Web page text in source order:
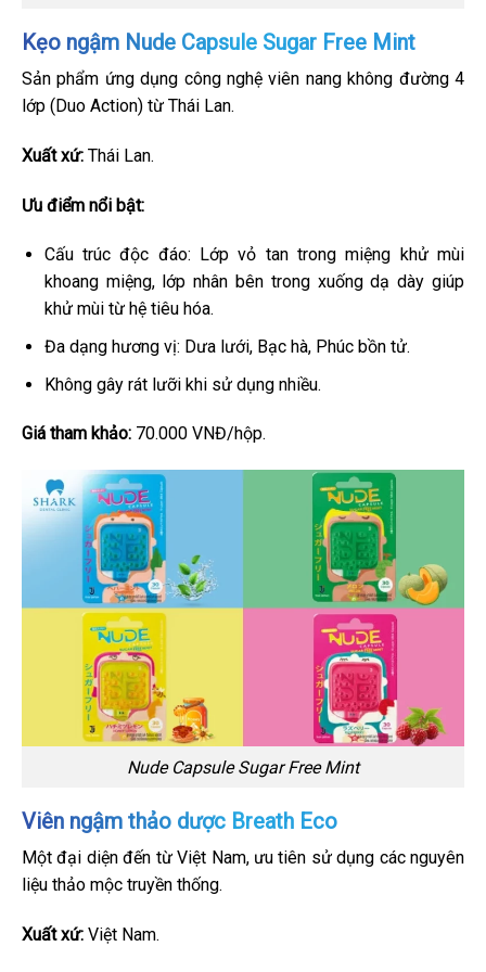
Kẹo ngậm Nude Capsule Sugar Free Mint
Sản phẩm ứng dụng công nghệ viên nang không đường 4
lớp (Duo Action) từ Thái Lan.
Xuất xứ: Thái Lan.
Ưu điểm nổi bật:
Cấu trúc độc đáo: Lớp vỏ tan trong miệng khử mùi
khoang miệng, lớp nhân bên trong xuống dạ dày giúp
khử mùi từ hệ tiêu hóa.
Đa dạng hương vị: Dưa lưới, Bạc hà, Phúc bồn tử.
Không gây rát lưỡi khi sử dụng nhiều.
Giá tham khảo: 70.000 VNĐ/hộp.
Nude Capsule Sugar Free Mint
Viên ngậm thảo dược Breath Eco
Một đại diện đến từ Việt Nam, ưu tiên sử dụng các nguyên
liệu thảo mộc truyền thống.
Xuất xứ: Việt Nam.